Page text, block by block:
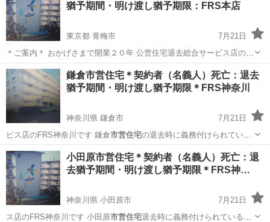
猶予期間・明け渡し猶予期限：FRS本店
東京都 青梅市
7月21日
＊ご案内＊ おかげさまで開業２０年 公営住宅退去総合サービス店の
FRS本店です 青梅市営団地退去時の原状回復に関するご相談は当店 へ
お任せ下さい お電話１本 年中無休 詳しくは下記公式ホー...
東京 青梅市 リサイクルショップ 市営住宅
鎌倉市営住宅＊契約者（名義人）死亡：退去
猶予期間・明け渡し猶予期限＊FRS神奈川
神奈川県 鎌倉市
7月21日
ビス店のFRS神奈川です 鎌倉市営住宅の退去時に義務付けられている
原状回復…
神奈川 鎌倉市 便利屋 市営住宅
小田原市営住宅＊契約者（名義人）死亡：退
去猶予期間・明け渡し猶予期限＊FRS神…
神奈川県 小田原市
7月21日
ス店のFRS神奈川です 小田原市営住宅退去時に義務付けられている原